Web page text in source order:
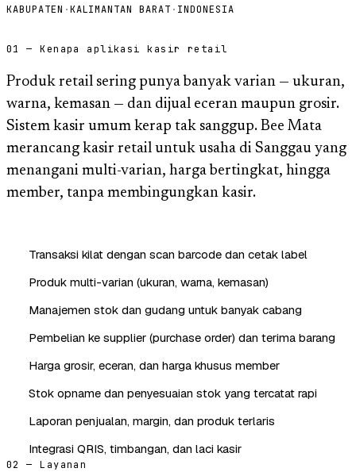
KABUPATEN ·KALIMANTAN BARAT · INDONESIA
01 — Kenapa aplikasi kasir retail
Produk retail sering punya banyak varian — ukuran,
warna, kemasan — dan dijual eceran maupun grosir.
Sistem kasir umum kerap tak sanggup. Bee Mata
merancang kasir retail untuk usaha di Sanggau yang
menangani multi-varian, harga bertingkat, hingga
member, tanpa membingungkan kasir.
Transaksi kilat dengan scan barcode dan cetak label
Produk multi-varian (ukuran, warna, kemasan)
Manajemen stok dan gudang untuk banyak cabang
Pembelian ke supplier (purchase order) dan terima barang
Harga grosir, eceran, dan harga khusus member
Stok opname dan penyesuaian stok yang tercatat rapi
Laporan penjualan, margin, dan produk terlaris
Integrasi QRIS, timbangan, dan laci kasir
02 — Layanan